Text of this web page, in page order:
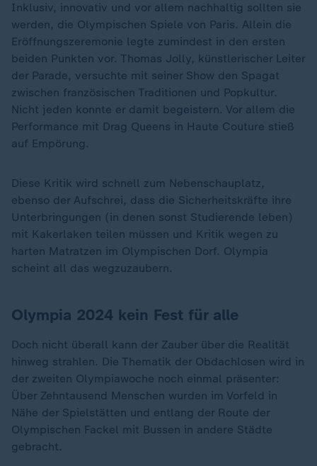
Inklusiv, innovativ und vor allem nachhaltig sollten sie
werden, die Olympischen Spiele von Paris. Allein die
Eröffnungszeremonie legte zumindest in den ersten
beiden Punkten vor. Thomas Jolly, künstlerischer Leiter
der Parade, versuchte mit seiner Show den Spagat
zwischen französischen Traditionen und Popkultur.
Nicht jeden konnte er damit begeistern. Vor allem die
Performance mit Drag Queens in Haute Couture stieß
auf Empörung.
Diese Kritik wird schnell zum Nebenschauplatz,
ebenso der Aufschrei, dass die Sicherheitskräfte ihre
Unterbringungen (in denen sonst Studierende leben)
mit Kakerlaken teilen müssen und Kritik wegen zu
harten Matratzen im Olympischen Dorf. Olympia
scheint all das wegzuzaubern.
Olympia 2024 kein Fest für alle
Doch nicht überall kann der Zauber über die Realität
hinweg strahlen. Die Thematik der Obdachlosen wird in
der zweiten Olympiawoche noch einmal präsenter:
Über Zehntausend Menschen wurden im Vorfeld in
Nähe der Spielstätten und entlang der Route der
Olympischen Fackel mit Bussen in andere Städte
gebracht.